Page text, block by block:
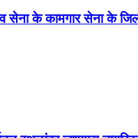
सेना के कामगार सेना के